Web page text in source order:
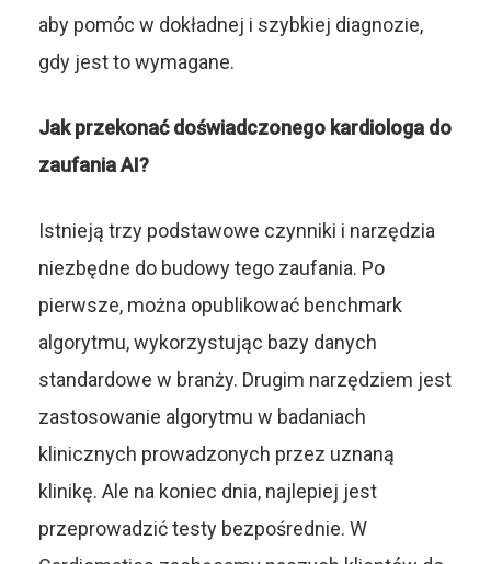
aby pomóc w dokładnej i szybkiej diagnozie,
gdy jest to wymagane.
Jak przekonać doświadczonego kardiologa do
zaufania AI?
Istnieją trzy podstawowe czynniki i narzędzia
niezbędne do budowy tego zaufania. Po
pierwsze, można opublikować benchmark
algorytmu, wykorzystując bazy danych
standardowe w branży. Drugim narzędziem jest
zastosowanie algorytmu w badaniach
klinicznych prowadzonych przez uznaną
klinikę. Ale na koniec dnia, najlepiej jest
przeprowadzić testy bezpośrednie. W